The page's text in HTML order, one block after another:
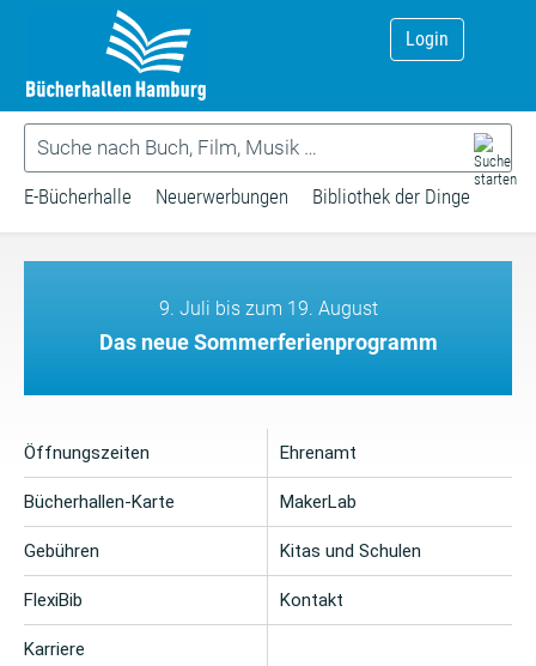
Login
E-Bücherhalle Neuerwerbungen Bibliothek der Dinge
9. Juli bis zum 19. August
Das neue Sommerferienprogramm
Öffnungszeiten
Bücherhallen-Karte
Gebühren
FlexiBib
Karriere
Ehrenamt
MakerLab
Kitas und Schulen
Kontakt